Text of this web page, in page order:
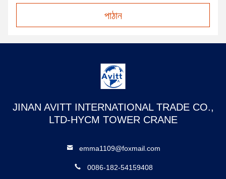
পাঠান
JINAN AVITT INTERNATIONAL TRADE CO.,
LTD-HYCM TOWER CRANE
emma1109@foxmail.com
0086-182-54159408